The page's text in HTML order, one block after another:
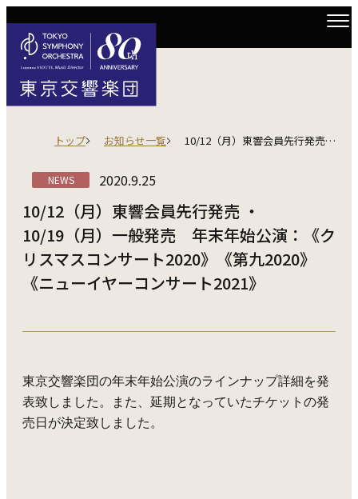
トップ お知らせ一覧 10/12（月）東響会員先行発売 ・ 10/19（月）一般発売 年末年始公演：《クリスマスコンサート2020》《第九2020》《ニューイヤーコンサート2021》
NEWS 2020.9.25
10/12（月）東響会員先行発売 ・
10/19（月）一般発売 年末年始公演：《ク
リスマスコンサート2020》《第九2020》
《ニューイヤーコンサート2021》
東京交響楽団の年末年始公演のラインナップ詳細を発
表致しました。
また、延期となっていたチケットの発
売日が決定致しました。